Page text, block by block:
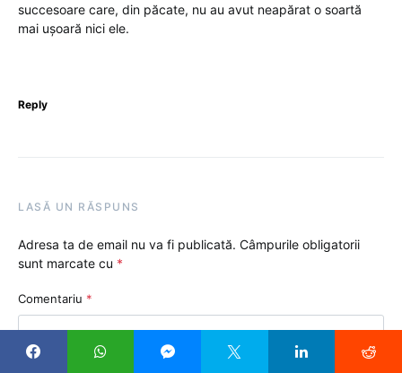
succesoare care, din păcate, nu au avut neapărat o soartă
mai ușoară nici ele.
Reply
LASĂ UN RĂSPUNS
Adresa ta de email nu va fi publicată. Câmpurile obligatorii
sunt marcate cu *
Comentariu *